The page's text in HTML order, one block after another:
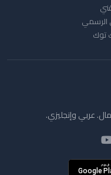
الرسمي
توك
عربي وإنجليزي.